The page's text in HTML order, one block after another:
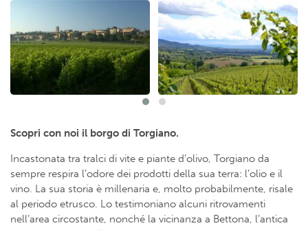
Scopri con noi il borgo di Torgiano.
Incastonata tra tralci di vite e piante d’olivo, Torgiano da
sempre respira l’odore dei prodotti della sua terra: l’olio e il
vino. La sua storia è millenaria e, molto probabilmente, risale
al periodo etrusco. Lo testimoniano alcuni ritrovamenti
nell’area circostante, nonché la vicinanza a Bettona, l’antica